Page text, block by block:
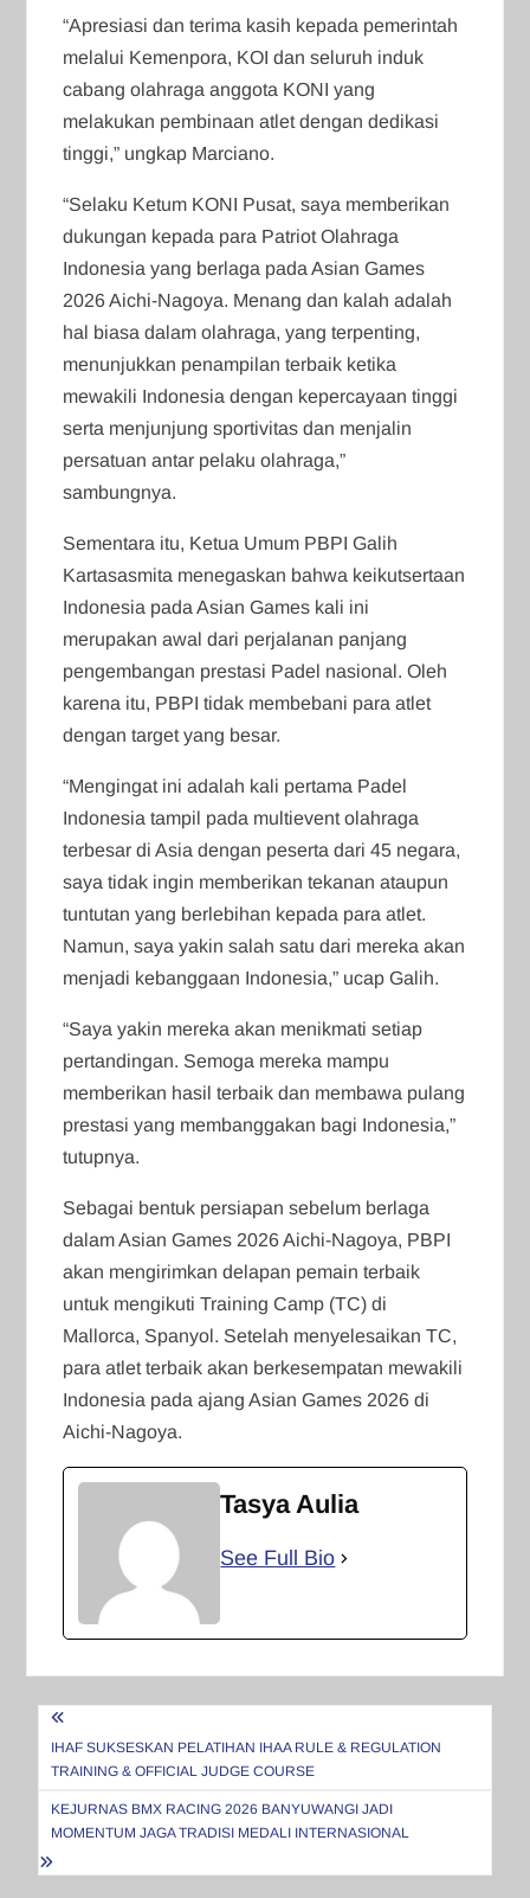
“Apresiasi dan terima kasih kepada pemerintah
melalui Kemenpora, KOI dan seluruh induk
cabang olahraga anggota KONI yang
melakukan pembinaan atlet dengan dedikasi
tinggi,” ungkap Marciano.
“Selaku Ketum KONI Pusat, saya memberikan
dukungan kepada para Patriot Olahraga
Indonesia yang berlaga pada Asian Games
2026 Aichi-Nagoya. Menang dan kalah adalah
hal biasa dalam olahraga, yang terpenting,
menunjukkan penampilan terbaik ketika
mewakili Indonesia dengan kepercayaan tinggi
serta menjunjung sportivitas dan menjalin
persatuan antar pelaku olahraga,”
sambungnya.
Sementara itu, Ketua Umum PBPI Galih
Kartasasmita menegaskan bahwa keikutsertaan
Indonesia pada Asian Games kali ini
merupakan awal dari perjalanan panjang
pengembangan prestasi Padel nasional. Oleh
karena itu, PBPI tidak membebani para atlet
dengan target yang besar.
“Mengingat ini adalah kali pertama Padel
Indonesia tampil pada multievent olahraga
terbesar di Asia dengan peserta dari 45 negara,
saya tidak ingin memberikan tekanan ataupun
tuntutan yang berlebihan kepada para atlet.
Namun, saya yakin salah satu dari mereka akan
menjadi kebanggaan Indonesia,” ucap Galih.
“Saya yakin mereka akan menikmati setiap
pertandingan. Semoga mereka mampu
memberikan hasil terbaik dan membawa pulang
prestasi yang membanggakan bagi Indonesia,”
tutupnya.
Sebagai bentuk persiapan sebelum berlaga
dalam Asian Games 2026 Aichi-Nagoya, PBPI
akan mengirimkan delapan pemain terbaik
untuk mengikuti Training Camp (TC) di
Mallorca, Spanyol. Setelah menyelesaikan TC,
para atlet terbaik akan berkesempatan mewakili
Indonesia pada ajang Asian Games 2026 di
Aichi-Nagoya.
Tasya Aulia
See Full Bio
Navigasi
pos
IHAF SUKSESKAN PELATIHAN IHAA RULE & REGULATION
TRAINING & OFFICIAL JUDGE COURSE
KEJURNAS BMX RACING 2026 BANYUWANGI JADI
MOMENTUM JAGA TRADISI MEDALI INTERNASIONAL